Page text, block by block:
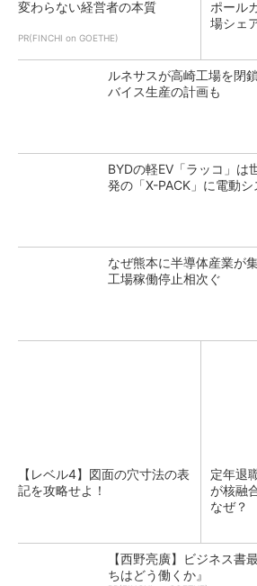
変わらない経営者の本質
PR(FINCHI on GOETHE)
ポール
場シェ
ルネサスが高崎工場を閉
バイス生産の計画も
BYDの軽EV「ラッコ」は
発の「X-PACK」に電動シ
なぜ熊本に半導体産業
工場稼働停止相次ぐ
【レベル4】図面の穴寸法の表
記を攻略せよ！
定年退
が核融
なぜ？
【西野亮廣】ビジネス
ちはどう働くか』